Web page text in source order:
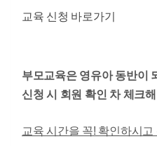
교육 신청 바로가기
부모교육은 영유아 동반이
신청 시 회원 확인 차 체크
교육 시간을 꼭! 확인하시